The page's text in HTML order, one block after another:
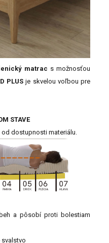
matrac s možnosťou
PLUS je skvelou voľbou pre
STAVE
od dostupnosti materiálu.
a pôsobí proti bolestiam
svalstvo